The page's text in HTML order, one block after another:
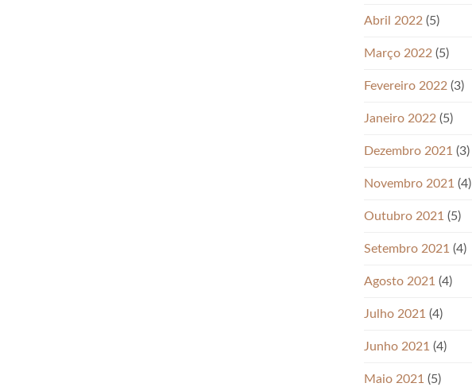
Abril 2022 (5)
Março 2022 (5)
Fevereiro 2022 (3)
Janeiro 2022 (5)
Dezembro 2021 (3)
Novembro 2021 (4)
Outubro 2021 (5)
Setembro 2021 (4)
Agosto 2021 (4)
Julho 2021 (4)
Junho 2021 (4)
Maio 2021 (5)